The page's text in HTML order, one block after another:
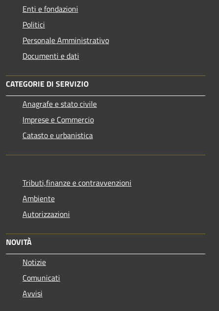
Enti e fondazioni
Politici
Personale Amministrativo
Documenti e dati
CATEGORIE DI SERVIZIO
Anagrafe e stato civile
Imprese e Commercio
Catasto e urbanistica
Tributi,finanze e contravvenzioni
Ambiente
Autorizzazioni
NOVITÀ
Notizie
Comunicati
Avvisi